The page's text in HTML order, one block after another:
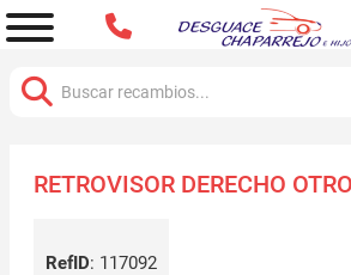
RETROVISOR DERECHO
RefID: 117092